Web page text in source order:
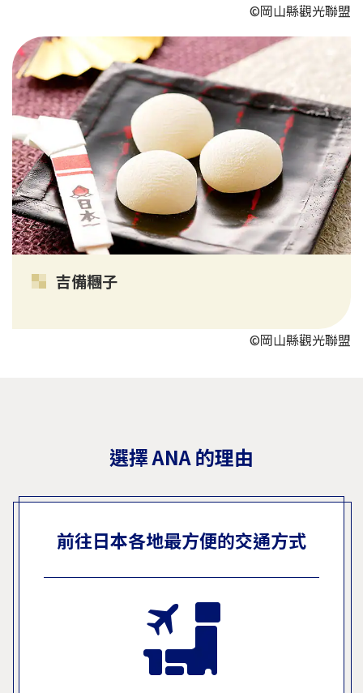
©岡山縣觀光聯盟
吉備糰子
©岡山縣觀光聯盟
選擇 ANA 的理由
前往日本各地最方便的交通方式